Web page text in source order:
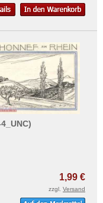
1,99 €
zzgl. Versand